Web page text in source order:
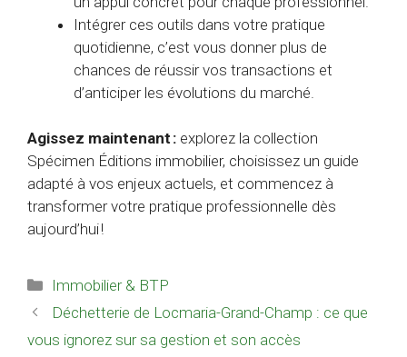
Intégrer ces outils dans votre pratique
quotidienne, c’est vous donner plus de
chances de réussir vos transactions et
d’anticiper les évolutions du marché.
Agissez maintenant : explorez la collection
Spécimen Éditions immobilier, choisissez un guide
adapté à vos enjeux actuels, et commencez à
transformer votre pratique professionnelle dès
aujourd’hui !
Catégories
Immobilier & BTP
Déchetterie de Locmaria-Grand-Champ : ce que
vous ignorez sur sa gestion et son accès